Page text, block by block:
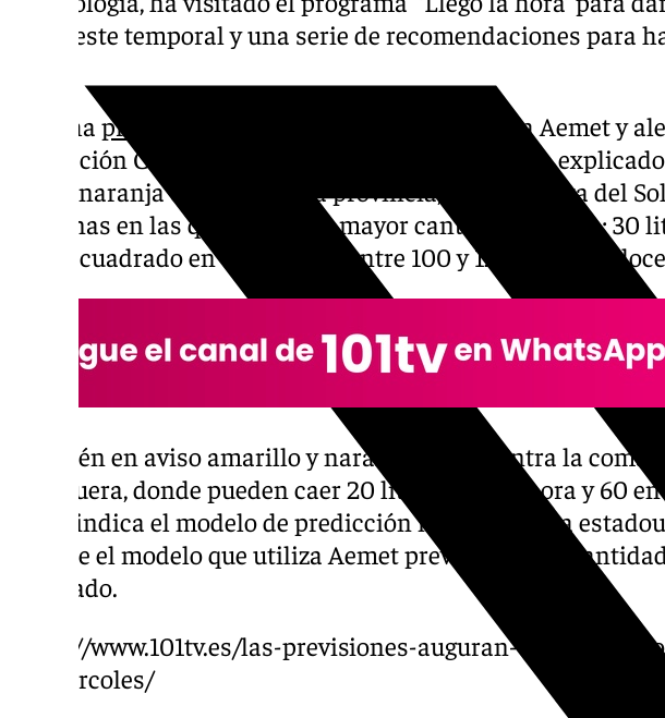
sobre este temporal y una serie de recomendaciones para
«Mucha precaución
y atención a los avisos de la Aemet y
Protección Civil», ha aconsejado Escudero, que ha
alerta naranja en casi toda la provincia, siendo Costa del
las zonas en las que se espera mayor cantidad de agua: 30
metro cuadrado en una hora, y entre 100 y 120 litros en
También en aviso amarillo y naranja se encuentra la
Antequera, donde pueden caer 20 litros en una hora y 60 en
Así lo indica el modelo de predicción meteorológica
aunque el modelo que utiliza Aemet prevé aún más
cuadrado.
https://www.101tv.es/las-previsiones-auguran-un-aviso-
el-miercoles/